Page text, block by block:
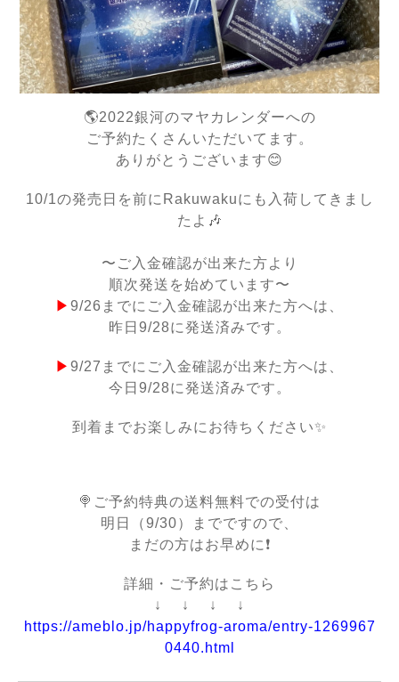
🌎2022銀河のマヤカレンダーへの
ご予約たくさんいただいてます。
ありがとうございます😊
10/1の発売日を前にRakuwakuにも入荷してきまし
たよ🎶
〜ご入金確認が出来た方より
順次発送を始めています〜
▶︎ 9/26までにご入金確認が出来た方へは、
昨日9/28に発送済みです。
▶︎ 9/27までにご入金確認が出来た方へは、
今日9/28に発送済みです。
到着までお楽しみにお待ちください✨
🍭ご予約特典の送料無料での受付は
明日（9/30）までですので、
まだの方はお早めに❗️
詳細・ご予約はこちら
↓ ↓ ↓ ↓
https://ameblo.jp/happyfrog-aroma/entry-1269967
0440.html